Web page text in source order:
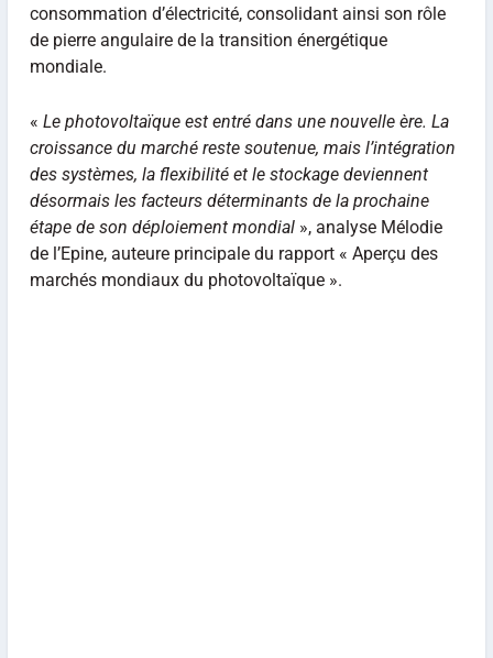
consommation d’électricité, consolidant ainsi son rôle
de pierre angulaire de la transition énergétique
mondiale.
« Le photovoltaïque est entré dans une nouvelle ère. La
croissance du marché reste soutenue, mais l’intégration
des systèmes, la flexibilité et le stockage deviennent
désormais les facteurs déterminants de la prochaine
étape de son déploiement mondial», analyse Mélodie
de l’Epine, auteure principale du rapport « Aperçu des
marchés mondiaux du photovoltaïque ».